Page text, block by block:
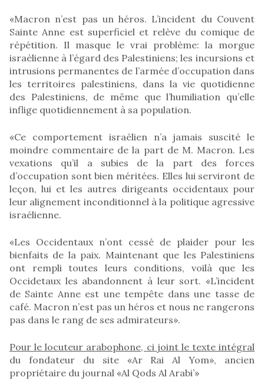
«Macron n’est pas un héros. L’incident du Couvent
Sainte Anne est superficiel et relève du comique de
répétition. Il masque le vrai problème: la morgue
israélienne à l’égard des Palestiniens; les incursions et
intrusions permanentes de l’armée d’occupation dans
les territoires palestiniens, dans la vie quotidienne
des Palestiniens, de même que l’humiliation qu’elle
inflige quotidiennement à sa population.
«Ce comportement israélien n’a jamais suscité le
moindre commentaire de la part de M. Macron. Les
vexations qu’il a subies de la part des forces
d’occupation sont bien méritées. Elles lui serviront de
leçon, lui et les autres dirigeants occidentaux pour
leur alignement inconditionnel à la politique agressive
israélienne.
«Les Occidentaux n’ont cessé de plaider pour les
bienfaits de la paix. Maintenant que les Palestiniens
ont rempli toutes leurs conditions, voilà que les
Occidetaux les abandonnent à leur sort. «L’incident
de Sainte Anne est une tempête dans une tasse de
café. Macron n’est pas un héros et nous ne rangerons
pas dans le rang de ses admirateurs».
Pour le locuteur arabophone, ci joint le texte intégral
du fondateur du site «Ar Rai Al Yom», ancien
propriétaire du journal «Al Qods Al Arabi’»